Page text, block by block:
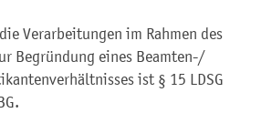
Verarbeitungen im Rahmen des
Begründung eines Beamten-/
ist § 15 LDSG